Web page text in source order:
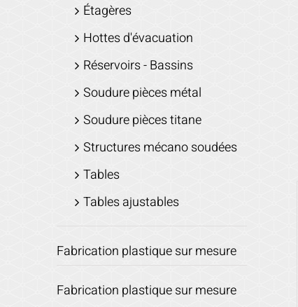
Étagères
Hottes d'évacuation
Réservoirs - Bassins
Soudure pièces métal
Soudure pièces titane
Structures mécano soudées
Tables
Tables ajustables
Fabrication plastique sur mesure
Fabrication plastique sur mesure